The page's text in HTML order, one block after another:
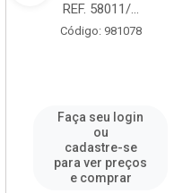
REF. 58011/...
Código: 981078
Faça seu login
ou
cadastre-se
para ver preços
e comprar